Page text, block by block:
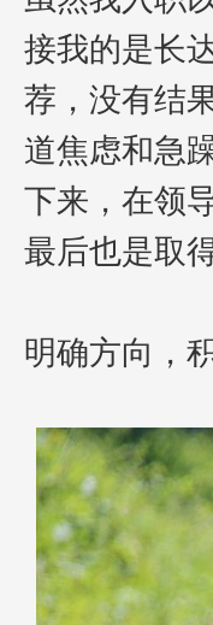
接我的是长
荐，没有结
道焦虑和急
下来，在领
最后也是取
明确方向，